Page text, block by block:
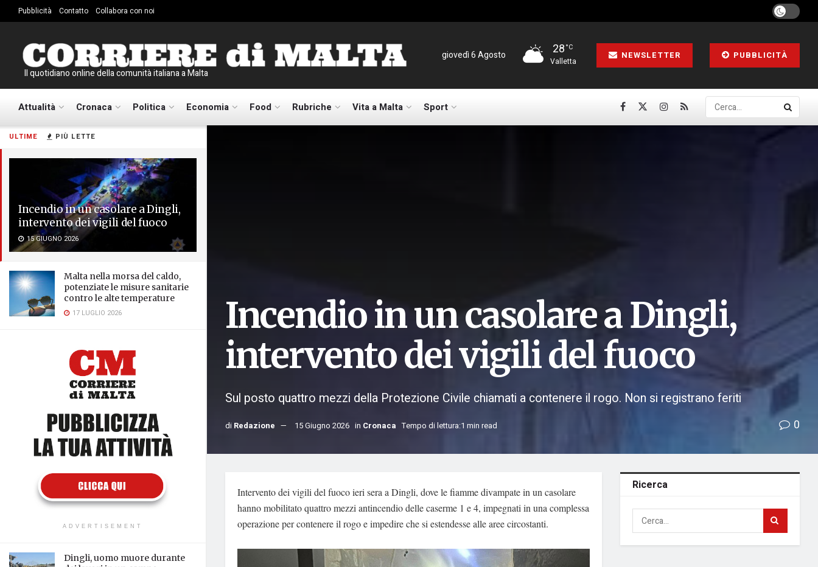
ULTIME PIÙ LETTE
Incendio in un casolare a Dingli,
intervento dei vigili del fuoco
15 GIUGNO 2026
Malta nella morsa del caldo,
potenziate le misure sanitarie
contro le alte temperature
17 LUGLIO 2026
ADVERTISEMENT
Dingli, uomo muore durante
Pubblicità Contatto Collabora con noi
Il quotidiano online della comunità italiana a Malta
giovedì 6 Agosto 28°C
Valletta
NEWSLETTER PUBBLICITÀ
Attualità Cronaca Politica Economia Food Rubriche Vita a Malta Sport
Incendio in un casolare a Dingli,
intervento dei vigili del fuoco
Sul posto quattro mezzi della Protezione Civile chiamati a contenere il rogo. Non si registrano feriti
di Redazione 15 Giugno 2026 in Cronaca Tempo di lettura:1 min read 0
Intervento dei vigili del fuoco ieri sera a Dingli, dove le fiamme divampate in un casolare
hanno mobilitato quattro mezzi antincendio delle caserme 1 e 4, impegnati in una complessa
operazione per contenere il rogo e impedire che si estendesse alle aree circostanti.
Ricerca